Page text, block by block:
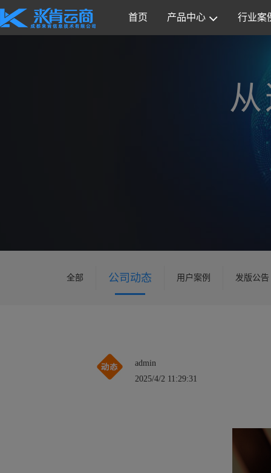
首页 产品中心 行业案
全部 公司动态 用户案例 发版公告
admin
2025/4/2 11:29:31